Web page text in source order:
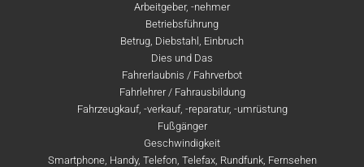
Arbeitgeber, -nehmer
Betriebsführung
Betrug, Diebstahl, Einbruch
Dies und Das
Fahrerlaubnis / Fahrverbot
Fahrlehrer / Fahrausbildung
Fahrzeugkauf, -verkauf, -reparatur, -umrüstung
Fußgänger
Geschwindigkeit
Smartphone, Handy, Telefon, Telefax, Rundfunk, Fernsehen